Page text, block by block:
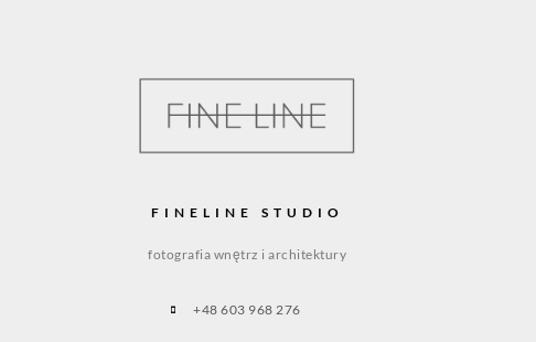
FINELINE STUDIO
fotografia wnętrz i architektury
+48 603 968 276